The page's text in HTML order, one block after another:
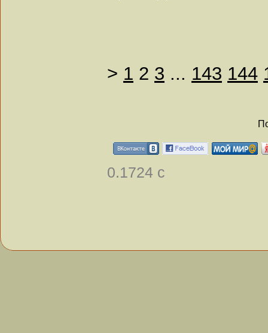
> 1 2 3 ... 143 144
0.1724 с